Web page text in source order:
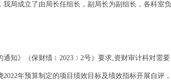
局成立了由局长任组长，副局长为副组长，各科室负
知》（保财绩﹝2023﹞2号）要求,资财审计科对需要
年预算制定的项目绩效目标及绩效指标开展自评，